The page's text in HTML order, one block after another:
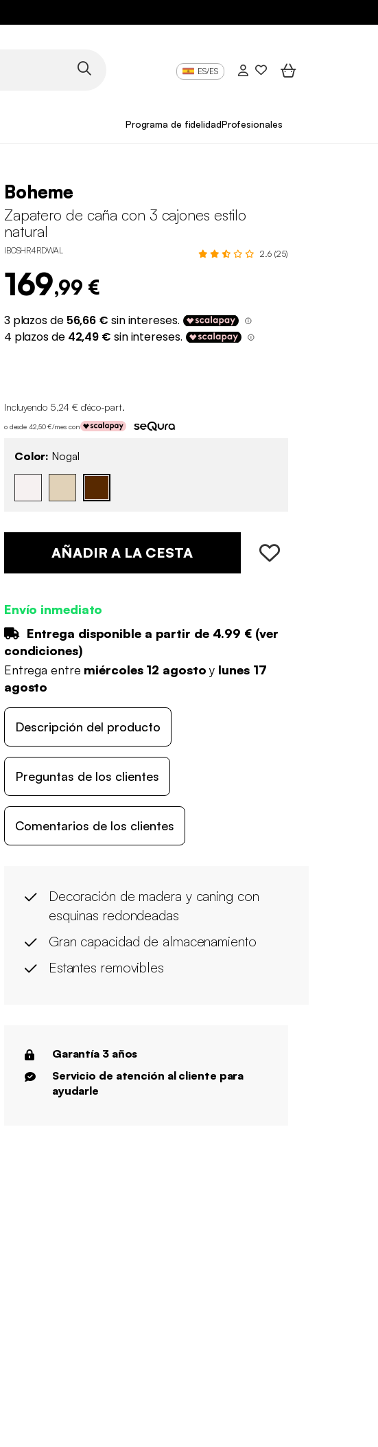
ES/ES
Programa de fidelidadProfesionales
Boheme
Zapatero de caña con 3 cajones estilo
natural
IBOSHR4RDWAL 2.6 (25)
169,99 €
Incluyendo 5,24 € d'éco-part.
o desde 42,50 €/mes con
Color: Nogal
AÑADIR A LA CESTA
Envío inmediato
Entrega disponible a partir de 4.99 € (ver
condiciones)
Entrega entre miércoles 12 agostoy lunes 17
agosto
Descripción del producto
Preguntas de los clientes
Comentarios de los clientes
Decoración de madera y caning con
esquinas redondeadas
Gran capacidad de almacenamiento
Estantes removibles
Garantía 3 años
Servicio de atención al cliente para
ayudarle